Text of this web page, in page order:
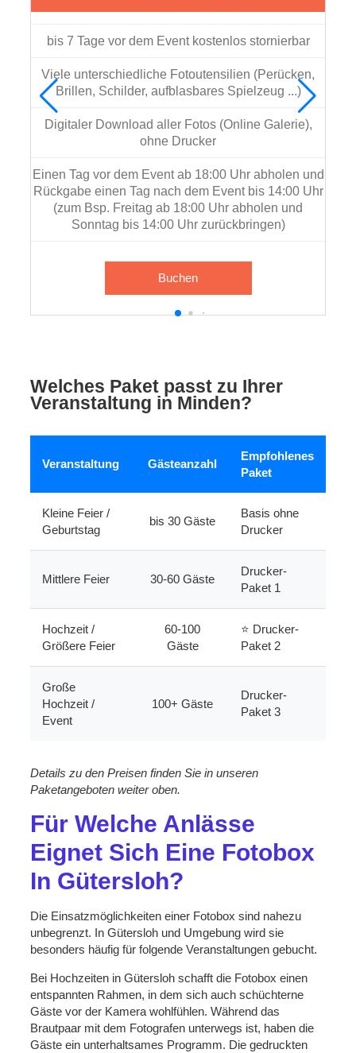
bis 7 Tage vor dem Event kostenlos stornierbar
Viele unterschiedliche Fotoutensilien (Perücken,
Brillen, Schilder, aufblasbares Spielzeug ...)
Digitaler Download aller Fotos (Online Galerie),
ohne Drucker
Einen Tag vor dem Event ab 18:00 Uhr abholen und
Rückgabe einen Tag nach dem Event bis 14:00 Uhr
(zum Bsp. Freitag ab 18:00 Uhr abholen und
Sonntag bis 14:00 Uhr zurückbringen)
Buchen
Welches Paket passt zu Ihrer
Veranstaltung in Minden?
Veranstaltung Gästeanzahl
Empfohlenes
Paket
Kleine Feier /
Geburtstag
bis 30 Gäste
Basis ohne
Drucker
Mittlere Feier 30-60 Gäste
Drucker-
Paket 1
Hochzeit /
Größere Feier
60-100
Gäste
⭐ Drucker-
Paket 2
Große
Hochzeit /
Event
100+ Gäste
Drucker-
Paket 3
Details zu den Preisen finden Sie in unseren
Paketangeboten weiter oben.
Für Welche Anlässe
Eignet Sich Eine Fotobox
In Gütersloh?
Die Einsatzmöglichkeiten einer Fotobox sind nahezu
unbegrenzt. In Gütersloh und Umgebung wird sie
besonders häufig für folgende Veranstaltungen gebucht.
Bei Hochzeiten in Gütersloh schafft die Fotobox einen
entspannten Rahmen, in dem sich auch schüchterne
Gäste vor der Kamera wohlfühlen. Während das
Brautpaar mit dem Fotografen unterwegs ist, haben die
Gäste ein unterhaltsames Programm. Die gedruckten